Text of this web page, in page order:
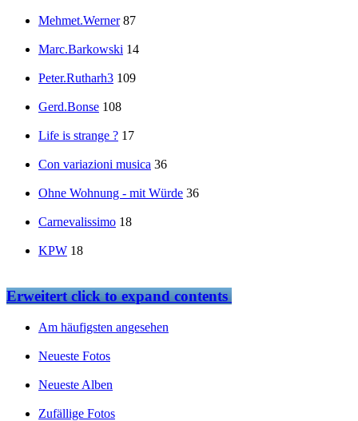
Mehmet.Werner 87
Marc.Barkowski 14
Peter.Rutharh3 109
Gerd.Bonse 108
Life is strange ? 17
Con variazioni musica 36
Ohne Wohnung - mit Würde 36
Carnevalissimo 18
KPW 18
Erweitertclick to expand contents
Am häufigsten angesehen
Neueste Fotos
Neueste Alben
Zufällige Fotos